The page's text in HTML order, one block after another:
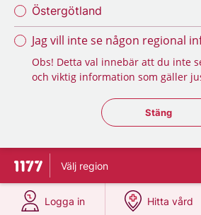
Östergötland
Jag vill inte se någon regional
Obs! Detta val innebär att du inte
och viktig information som gäller
Stäng
Stäng
Till startsidan för 1177
Välj region
Logga in
på 1177.se
Hitta vård
på